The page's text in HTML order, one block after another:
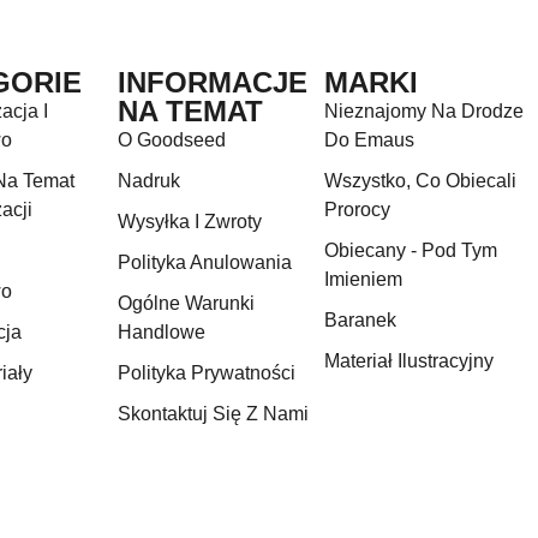
I
Temat
INFORMACJE
NA TEMAT
O Goodseed
Nadruk
Wysyłka I Zwroty
Polityka Anulowania
Ogólne Warunki
Handlowe
Polityka Prywatności
Skontaktuj Się Z Nami
MARKI
Nieznajomy Na Drodze
Do Emaus
Wszystko, Co Obiecali
Prorocy
Obiecany - Pod Tym
Imieniem
Baranek
Materiał Ilustracyjny